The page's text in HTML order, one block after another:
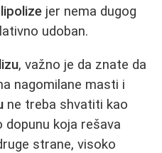
lipolize jer nema dugog
udoban.
, važno je da znate da
nagomilane masti i
ne treba shvatiti kao
dopunu koja rešava
strane, visoko